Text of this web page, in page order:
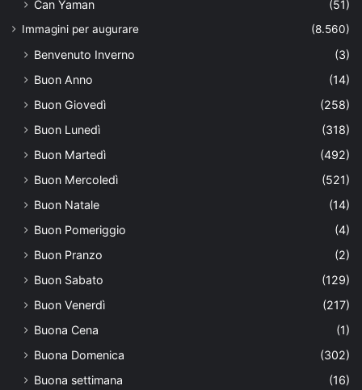
Can Yaman (51)
Immagini per augurare (8.560)
Benvenuto Inverno
(3)
Buon Anno
(14)
Buon Giovedì
(258)
Buon Lunedì
(318)
Buon Martedì
(492)
Buon Mercoledì
(521)
Buon Natale
(14)
Buon Pomeriggio
(4)
Buon Pranzo
(2)
Buon Sabato
(129)
Buon Venerdì
(217)
Buona Cena
(1)
Buona Domenica
(302)
Buona settimana
(16)